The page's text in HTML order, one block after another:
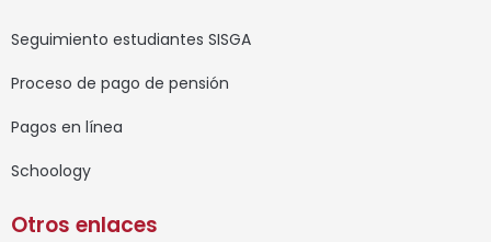
Seguimiento estudiantes SISGA
Proceso de pago de pensión
Pagos en línea
Schoology
Otros enlaces